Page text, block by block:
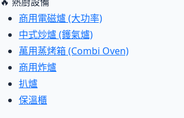
商用電磁爐 (大功率)
中式炒爐 (鑊氣爐)
萬用蒸烤箱 (Combi Oven)
商用炸爐
扒爐
保溫櫃